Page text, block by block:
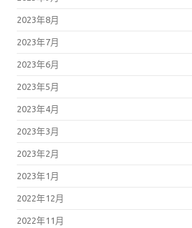
2023年8月
2023年7月
2023年6月
2023年5月
2023年4月
2023年3月
2023年2月
2023年1月
2022年12月
2022年11月